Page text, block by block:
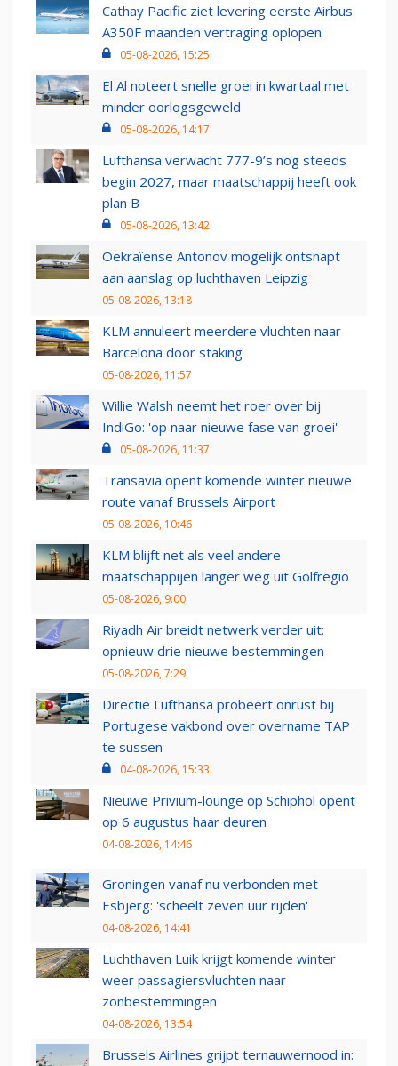
Cathay Pacific ziet levering eerste Airbus
A350F maanden vertraging oplopen
05-08-2026, 15:25
El Al noteert snelle groei in kwartaal met
minder oorlogsgeweld
05-08-2026, 14:17
Lufthansa verwacht 777-9’s nog steeds
begin 2027, maar maatschappij heeft ook
plan B
05-08-2026, 13:42
Oekraïense Antonov mogelijk ontsnapt
aan aanslag op luchthaven Leipzig
05-08-2026, 13:18
KLM annuleert meerdere vluchten naar
Barcelona door staking
05-08-2026, 11:57
Willie Walsh neemt het roer over bij
IndiGo: 'op naar nieuwe fase van groei'
05-08-2026, 11:37
Transavia opent komende winter nieuwe
route vanaf Brussels Airport
05-08-2026, 10:46
KLM blijft net als veel andere
maatschappijen langer weg uit Golfregio
05-08-2026, 9:00
Riyadh Air breidt netwerk verder uit:
opnieuw drie nieuwe bestemmingen
05-08-2026, 7:29
Directie Lufthansa probeert onrust bij
Portugese vakbond over overname TAP
te sussen
04-08-2026, 15:33
Nieuwe Privium-lounge op Schiphol opent
op 6 augustus haar deuren
04-08-2026, 14:46
Groningen vanaf nu verbonden met
Esbjerg: 'scheelt zeven uur rijden'
04-08-2026, 14:41
Luchthaven Luik krijgt komende winter
weer passagiersvluchten naar
zonbestemmingen
04-08-2026, 13:54
Brussels Airlines grijpt ternauwernood in: